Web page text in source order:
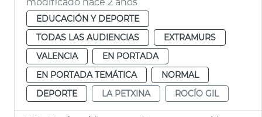
EDUCACIÓN Y DEPORTE
TODAS LAS AUDIENCIAS
EXTRAMURS
VALENCIA
EN PORTADA
EN PORTADA TEMÁTICA
NORMAL
DEPORTE
LA PETXINA ROCÍO GIL